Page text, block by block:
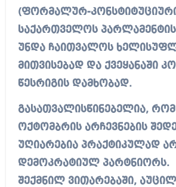
(ფორმალურ-
საქართველოს პარლამენტის
უნდა ჩაითვალოს
მითვისებად და ქვეყანაში
წესრიგის დამხობად.
გასათვალისწინებელია, რომ
ოქტომბრის არჩევნების
უღიარებია პრაქტიკულად
დემოკრატიულ პარტნიორს.
შექმნილ ვითარებაში,